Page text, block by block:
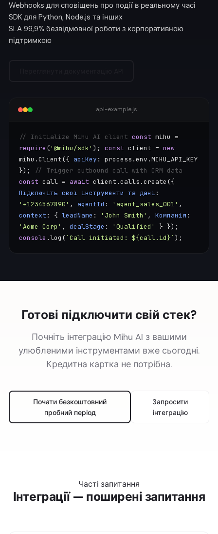
Webhooks для сповіщень про події в реальному часі
SDK для Python, Node.js та інших
SLA 99,9% безвідмовної роботи з корпоративною
підтримкою
api-example.js
// Initialize Mihu AI client const mihu =
require ('@mihu/sdk' ); const client = new
mihu.Client({ apiKey : process.env.MIHU_API_KEY
});
// Trigger outbound call with CRM data
const call = await client.calls.create({
Підключіть свої інструменти та дані :
'+1234567890' , agentId : 'agent_sales_001' ,
context : { leadName : 'John Smith' , Компанія :
'Acme Corp' , dealStage : 'Qualified'
} });
console .log(`Call initiated: ${call.id}` );
Готові підключити свій стек?
Почніть інтеграцію Mihu AI з вашими
улюбленими інструментами вже сьогодні.
Кредитна картка не потрібна.
Почати безкоштовний
пробний період
Запросити
інтеграцію
Часті запитання
Інтеграції — поширені запитання